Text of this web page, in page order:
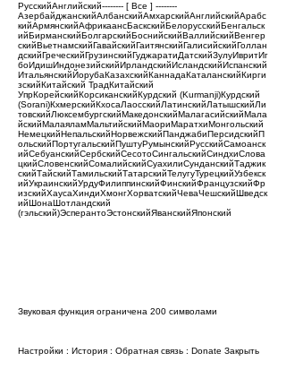
РусскийАнглийский-------- [ Все ] --------
АзербайджанскийАлбанскийАмхарскийАнглийскийАрабс
кийАрмянскийАфрикаансБаскскийБелорусскийБенгальск
ийБирманскийБолгарскийБоснийскийВаллийскийВенгер
скийВьетнамскийГавайскийГаитянскийГалисийскийГоллан
дскийГреческийГрузинскийГуджаратиДатскийЗулуИвритИг
боИдишИндонезийскийИрландскийИсландскийИспанский
ИтальянскийЙорубаКазахскийКаннадаКаталанскийКирги
зскийКитайский ТрадКитайский
УпрКорейскийКорсиканскийКурдский (Kurmanji)Курдский
(Sorani)КхмерскийКхосаЛаосскийЛатинскийЛатышскийЛи
товскийЛюксембургскийМакедонскийМалагасийскийМала
йскийМалаяламМальтийскийМаориМаратхиМонгольский
НемецкийНепальскийНорвежскийПанджабиПерсидскийП
ольскийПортугальскийПуштуРумынскийРусскийСамоанск
ийСебуанскийСербскийСесотоСингальскийСиндхиСлова
цкийСловенскийСомалийскийСуахилиСунданскийТаджик
скийТайскийТамильскийТатарскийТелугуТурецкийУзбекск
ийУкраинскийУрдуФилиппинскийФинскийФранцузскийФр
изскийХаусаХиндиХмонгХорватскийЧеваЧешскийШведск
ийШонаШотландский
(гэльский)ЭсперантоЭстонскийЯванскийЯпонский
Звуковая функция ограничена 200 символами
Настройки : История : Обратная связь : Donate Закрыть